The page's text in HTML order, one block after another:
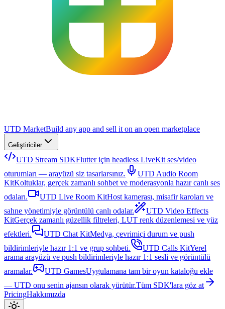
UTD MarketBuild any app and sell it on an open marketplace
Geliştiriciler
UTD Stream SDKFlutter için headless LiveKit ses/video
oturumları — arayüzü siz tasarlarsınız.
UTD Audio Room
KitKoltuklar, gerçek zamanlı sohbet ve moderasyonla hazır canlı ses
odaları.
UTD Live Room KitHost kamerası, misafir karoları ve
sahne yönetimiyle görüntülü canlı odalar.
UTD Video Effects
KitGerçek zamanlı güzellik filtreleri, LUT renk düzenlemesi ve yüz
efektleri.
UTD Chat KitMedya, çevrimiçi durum ve push
bildirimleriyle hazır 1:1 ve grup sohbeti.
UTD Calls KitYerel
arama arayüzü ve push bildirimleriyle hazır 1:1 sesli ve görüntülü
aramalar.
UTD GamesUygulamana tam bir oyun kataloğu ekle
— UTD onu senin ajansın olarak yürütür.Tüm SDK'lara göz at
PricingHakkımızda